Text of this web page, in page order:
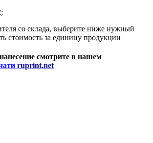
со склада, выберите ниже нужный
стоимость за единицу продукции
смотрите в нашем
ruprint.net